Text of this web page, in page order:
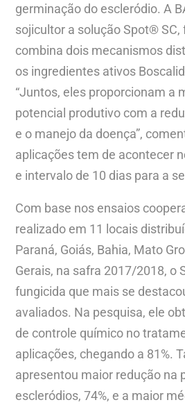
germinação do escleródio. A
sojicultor a solução Spot® SC,
combina dois mecanismos
os ingredientes ativos
“Juntos, eles proporcionam a
potencial produtivo com a
e o manejo da doença”,
aplicações tem de acontecer
e intervalo de 10 dias para a
Com base nos ensaios
realizado em 11 locais
Paraná, Goiás, Bahia, Mato
Gerais, na safra 2017/2018, o
fungicida que mais se
avaliados. Na pesquisa, ele
de controle químico no
aplicações, chegando a 81%.
apresentou maior redução na
escleródios, 74%, e a maior